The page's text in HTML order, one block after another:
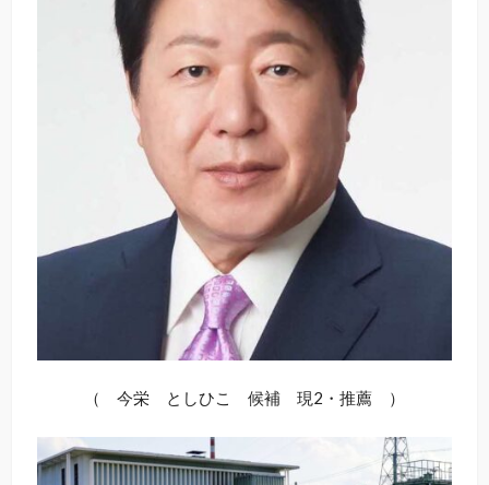
（ 今栄 としひこ 候補 現2・推薦 ）